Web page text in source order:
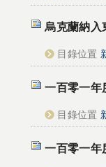
烏克蘭納入
目錄位置
一百零一年
目錄位置
一百零一年